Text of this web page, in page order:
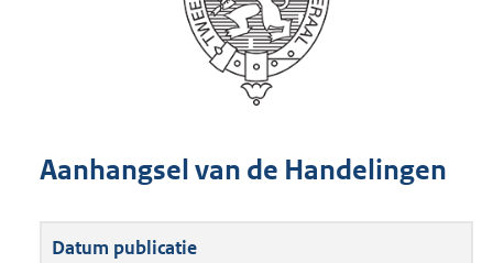
Aanhangsel van de Handelingen